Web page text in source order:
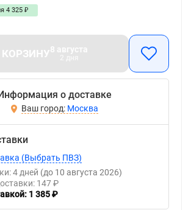
4 325 ₽
КОРЗИНУ8 августа
о доставке
Москва
(Выбрать ПВЗ)
4 дней (до 10 августа 2026)
147 ₽
1 385 ₽